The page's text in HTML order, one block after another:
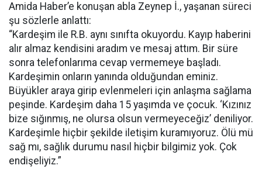
Amida Haber’e konuşan abla Zeynep İ., yaşanan süreci
şu sözlerle anlattı:
“Kardeşim ile R.B. aynı sınıfta okuyordu. Kayıp haberini
alır almaz kendisini aradım ve mesaj attım. Bir süre
sonra telefonlarıma cevap vermemeye başladı.
Kardeşimin onların yanında olduğundan eminiz.
Büyükler araya girip evlenmeleri için anlaşma sağlama
peşinde. Kardeşim daha 15 yaşımda ve çocuk. ‘Kızınız
bize sığınmış, ne olursa olsun vermeyeceğiz’ deniliyor.
Kardeşimle hiçbir şekilde iletişim kuramıyoruz. Ölü mü
sağ mı, sağlık durumu nasıl hiçbir bilgimiz yok. Çok
endişeliyiz.”